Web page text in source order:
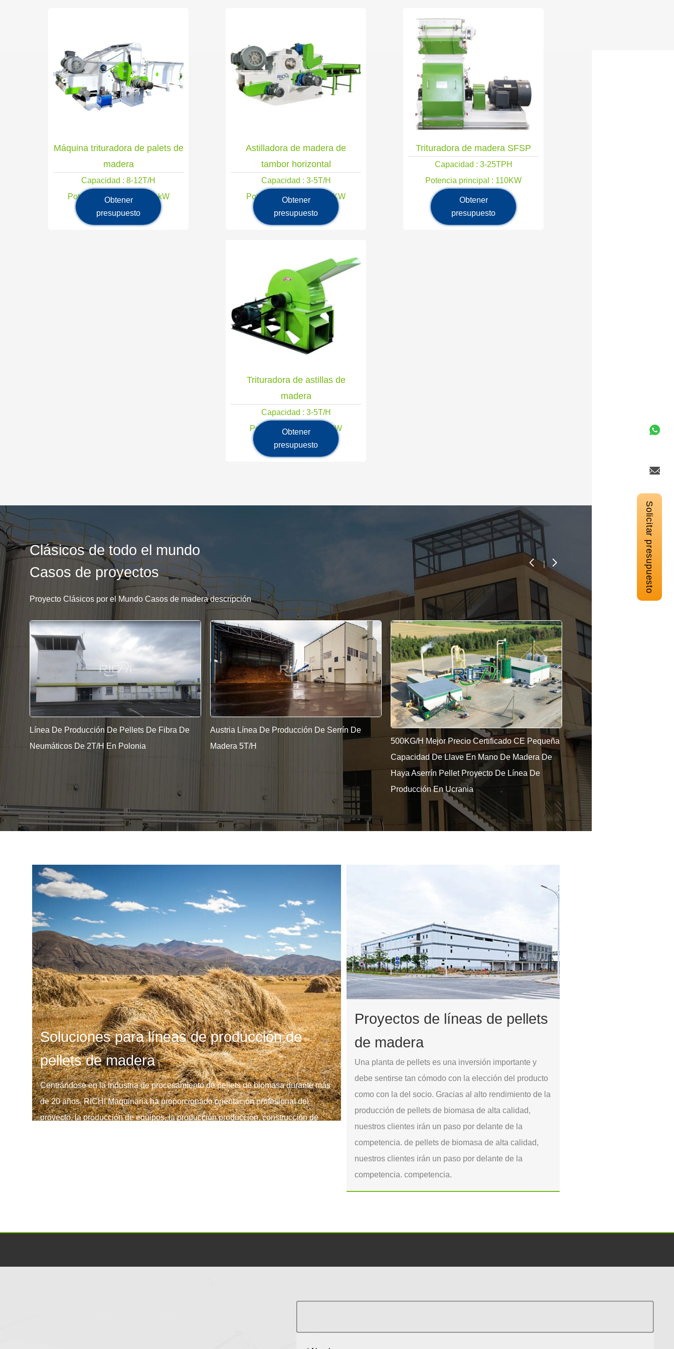
Máquina trituradora de palets de
madera
Capacidad : 8-12T/H
Potencia principal: 242,2 kW
Obtener
presupuesto
Astilladora de madera de
tambor horizontal
Capacidad : 3-5T/H
Potencia principal : 4-45KW
Obtener
presupuesto
Trituradora de madera SFSP
Capacidad : 3-25TPH
Potencia principal : 110KW
Obtener
presupuesto
Trituradora de astillas de
madera
Capacidad : 3-5T/H
Potencia principal : 30KW
Obtener
presupuesto
Clásicos de todo el mundo
Casos de proyectos
|
Proyecto Clásicos por el Mundo Casos de madera descripción
Austria Línea De Producción De Serrín De
Madera 5T/H
500KG/H Mejor Precio Certificado CE Pequeña
Haya Aserrín Pellet Proyecto De Línea De
Alemania CE Automático Completo 2-2.5 Ton
Por Hora Mejor Solución Biomasa Aserrín De
Madera Proyecto De Planta De Peletización
Soluciones para líneas de producción de
pellets de madera
Centrándose en la industria de procesamiento de pellets de biomasa durante más
de 20 años, RICHI Maquinaria ha proporcionado orientación profesional del
proyecto, la producción de equipos, la producción producción, construcción de
Proyectos de líneas de pellets
de madera
Una planta de pellets es una inversión importante y
debe sentirse tan cómodo con la elección del producto
como con la del socio. Gracias al alto rendimiento de la
producción de pellets de biomasa de alta calidad,
nuestros clientes irán un paso por delante de la
competencia. de pellets de biomasa de alta calidad,
nuestros clientes irán un paso por delante de la
competencia. competencia.
Solicitar presupuesto